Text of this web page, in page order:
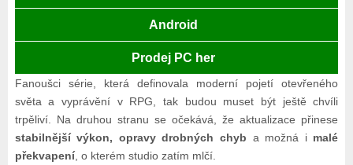
Android
Prodej PC her
Fanoušci série, která definovala moderní pojetí otevřeného
světa a vyprávění v RPG, tak budou muset být ještě chvíli
trpěliví. Na druhou stranu se očekává, že aktualizace přinese
stabilnější výkon, opravy drobných chyb a možná i malé
překvapení, o kterém studio zatím mlčí.